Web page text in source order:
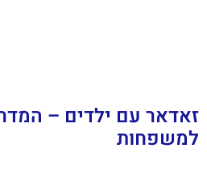
זאדאר עם ילדים –
למשפחות